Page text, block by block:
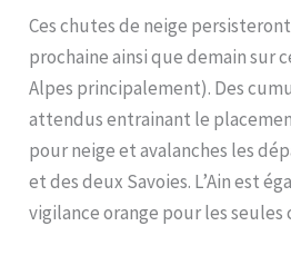
Ces chutes de neige
prochaine ainsi que demain sur
Alpes principalement). Des
attendus entrainant le
pour neige et avalanches les
et des deux Savoies. L’Ain est
vigilance orange pour les seules